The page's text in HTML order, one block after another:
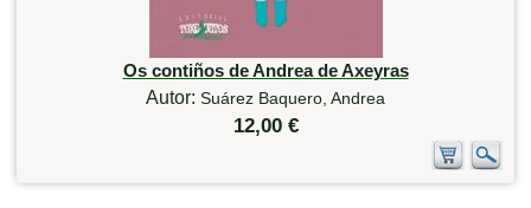
Os contiños de Andrea de Axeyras
Autor: Suárez Baquero, Andrea
12,00 €